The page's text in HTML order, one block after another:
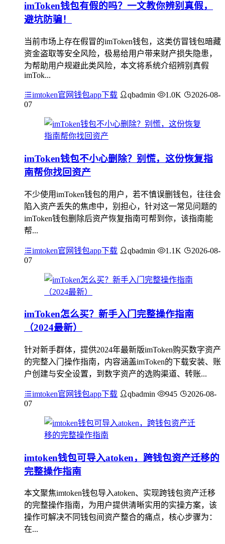
imToken钱包有假的吗？一文教你辨别真假，
避坑防骗！
当前市场上存在假冒的imToken钱包，这类仿冒钱包暗藏
资金盗取等安全风险，极易给用户带来财产损失隐患，
为帮助用户规避此类风险，本文将系统介绍辨别真假
imTok...
imtoken官网钱包app下载 qbadmin 1.0K
2026-08-
07
imToken钱包不小心删除？别慌，这份恢复指
南帮你找回资产
不少使用imToken钱包的用户，若不慎误删钱包，往往会
陷入资产丢失的焦虑中，别担心，针对这一常见问题的
imToken钱包删除后资产恢复指南可帮到你，该指南能
帮...
imtoken官网钱包app下载 qbadmin 1.1K
2026-08-
07
imToken怎么买？新手入门完整操作指南
（2024最新）
针对新手群体，提供2024年最新版imToken购买数字资产
的完整入门操作指南，内容涵盖imToken的下载安装、账
户创建与安全设置，到数字资产的选购渠道、转账...
imtoken官网钱包app下载 qbadmin 945
2026-08-
07
imtoken钱包可导入atoken，跨钱包资产迁移的
完整操作指南
本文聚焦imtoken钱包导入atoken、实现跨钱包资产迁移
的完整操作指南，为用户提供清晰实用的实操方案，该
操作可解决不同钱包间资产整合的痛点，核心步骤为：
在...